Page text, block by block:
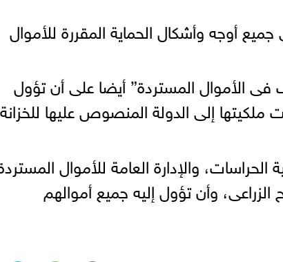
أوجه وأشكال الحماية المقررة للأموال
الأموال المستردة” أيضا على أن تؤول
إلى الدولة المنصوص عليها للخزانة
والإدارة العامة للأموال
الزراعى، وأن تؤول إليه جميع أموالهم